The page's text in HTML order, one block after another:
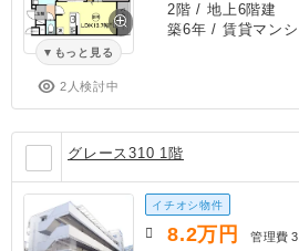
もっと見る
2人検討中
2階 / 地上6階建
築6年 / 賃貸マン
グレース310 1階
イチオシ物件
8.2万円 管理費